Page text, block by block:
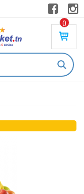
0
PR
DU
IT(
S)
0
DT